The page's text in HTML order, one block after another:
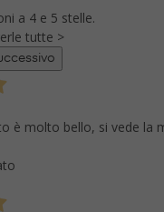
a 4 e 5 stelle.
tutte >
è molto bello, si vede la